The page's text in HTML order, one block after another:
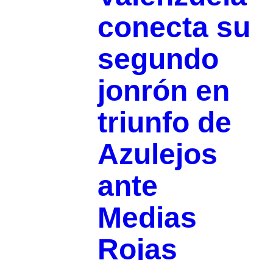
conecta su
segundo
jonrón en
triunfo de
Azulejos
ante
Medias
Rojas